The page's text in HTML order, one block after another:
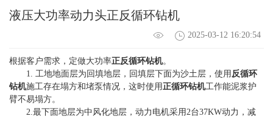
液压大功率动力头正反循环钻机
2025-03-12 16:20:54
根据客户需求，定做大功率正反循环钻机。
1. 工地地面层为回填地层，回填层下面为沙土层，使用 反循环
钻机施工存在塌方和堵泵情况，这时使用正循环钻机工作能泥浆护
臂不易塌方。
2.最下面地层为中风化地层，动力电机采用2台37KW动力，减